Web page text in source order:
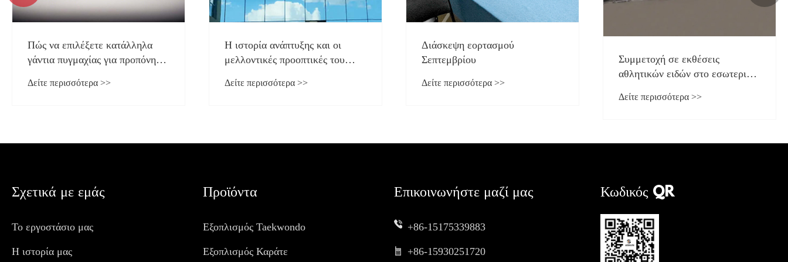
Πώς να επιλέξετε κατάλληλα
γάντια πυγμαχίας για προπόνηση
Δείτε περισσότερα >>
Η ιστορία ανάπτυξης και οι
μελλοντικές προοπτικές του
Δείτε περισσότερα >>
Διάσκεψη εορτασμού
Σεπτεμβρίου
Δείτε περισσότερα >>
Συμμετοχή σε εκθέσεις
αθλητικών ειδών στο εσωτερικό
Δείτε περισσότερα >>
Σχετικά με εμάς
Το εργοστάσιο μας
Η ιστορία μας
Προϊόντα
Εξοπλισμός Taekwondo
Εξοπλισμός Καράτε
Επικοινωνήστε μαζί μας
+86-15175339883
+86-15930251720
Κωδικός QR